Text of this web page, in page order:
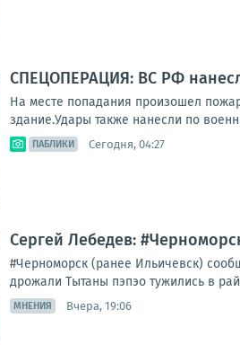
СПЕЦОПЕРАЦИЯ: ВС РФ
На месте попадания произошел
здание.Удары также нанесли по
ПАБЛИКИ Сегодня, 04:27
Сергей Лебедев:
#Черноморск (ранее Ильичевск)
дрожали Тытаны пэпэо тужились в
МНЕНИЯ Вчера, 19:06